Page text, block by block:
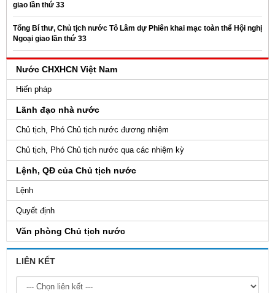
giao lần thứ 33
Tổng Bí thư, Chủ tịch nước Tô Lâm dự Phiên khai mạc toàn thể Hội nghị
Ngoại giao lần thứ 33
Nước CHXHCN Việt Nam
Hiến pháp
Lãnh đạo nhà nước
Chủ tịch, Phó Chủ tịch nước đương nhiệm
Chủ tịch, Phó Chủ tịch nước qua các nhiệm kỳ
Lệnh, QĐ của Chủ tịch nước
Lệnh
Quyết định
Văn phòng Chủ tịch nước
LIÊN KẾT